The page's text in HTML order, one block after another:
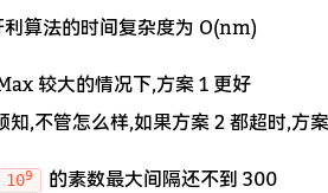
利算法的时间复杂度为 O(nm)
较大的情况下,方案 1 更好
知,不管怎么样,如果方案 2 都超时,方
109 的素数最大间隔还不到 300